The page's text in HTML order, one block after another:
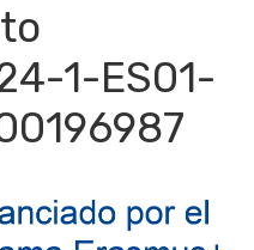
1-ES01-